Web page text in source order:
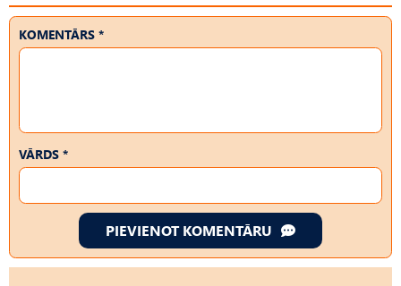
KOMENTĀRS *
VĀRDS *
PIEVIENOT KOMENTĀRU